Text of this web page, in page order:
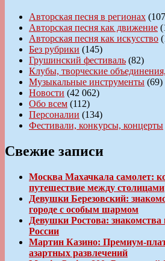
Авторская песня в регионах
Авторская песня как движение
Авторская песня как искусство
Без рубрики (145)
Грушинский фестиваль (82)
Клубы, творческие
Музыкальные инструменты (69)
Новости (42 062)
Обо всем (112)
Персоналии (134)
Фестивали, конкурсы, концерты
Свежие записи
Москва Махачкала самолет:
путешествие между столицами
Девушки Березовский:
городе с особым шармом
Девушки Ростова:
России
Мартин Казино: Премиум-
азартных развлечений